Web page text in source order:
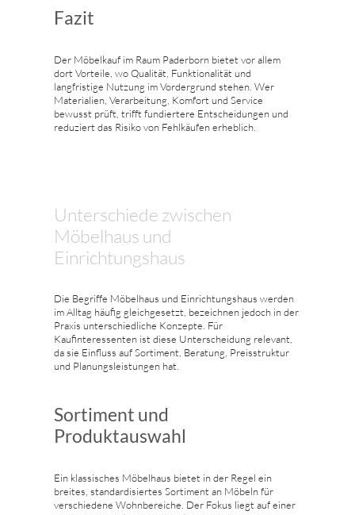
Fazit
Der Möbelkauf im Raum Paderborn bietet vor allem
dort Vorteile, wo Qualität, Funktionalität und
langfristige Nutzung im Vordergrund stehen. Wer
Materialien, Verarbeitung, Komfort und Service
bewusst prüft, trifft fundiertere Entscheidungen und
reduziert das Risiko von Fehlkäufen erheblich.
Unterschiede zwischen
Möbelhaus und
Einrichtungshaus
Die Begriffe Möbelhaus und Einrichtungshaus werden
im Alltag häufig gleichgesetzt, bezeichnen jedoch in der
Praxis unterschiedliche Konzepte. Für
Kaufinteressenten ist diese Unterscheidung relevant,
da sie Einfluss auf Sortiment, Beratung, Preisstruktur
und Planungsleistungen hat.
Sortiment und
Produktauswahl
Ein klassisches Möbelhaus bietet in der Regel ein
breites, standardisiertes Sortiment an Möbeln für
verschiedene Wohnbereiche. Der Fokus liegt auf einer